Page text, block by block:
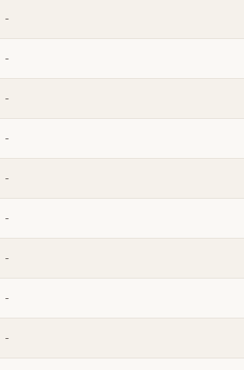
-
-
-
-
-
-
-
-
-